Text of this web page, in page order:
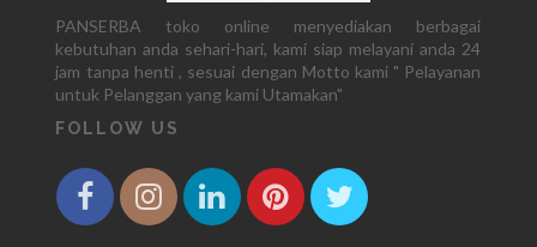
PANSERBA toko online menyediakan berbagai
kebutuhan anda sehari-hari, kami siap melayani anda 24
jam tanpa henti , sesuai dengan Motto kami " Pelayanan
untuk Pelanggan yang kami Utamakan"
FOLLOW US